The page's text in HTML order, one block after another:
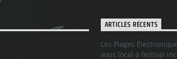
ARTICLES RÉCENTS
Les Plages
vous local à festival